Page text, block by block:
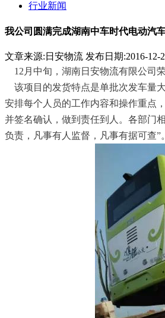
行业新闻
我公司圆满完成湖南中车时代电动汽
文章来源:日安物流 发布日期:2016-12-
12月中旬，湖南日安物流有限公司
该项目的发货特点是单批次发车量
安排每个人员的工作内容和操作重点
并签名确认，做到责任到人。各部门
负责，凡事有人监督，凡事有据可查”。